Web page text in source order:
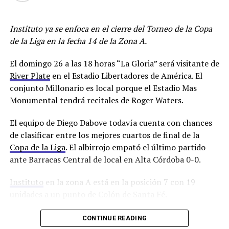
Además, el club de Barrio Alberdi oficializó la
continuidad de Franco Jara. El delantero de 35 años
continuará al menos hasta diciembre de 2024.
Los jugadores entrenarán este viernes en doble turno y
trabajarán en Villa Esquiú hasta el sábado 30 inclusive
cuando serán licenciados hasta después de las fiestas de
fin de año para encarar la parte más dura de la
pretemporada.
¡Franco Jara sigue!
renovó su contrato con
Instituto ya se enfoca en el cierre del Torneo de la Copa
de la Liga en la fecha 14 de la Zona A.
El domingo 26 a las 18 horas “La Gloria” será visitante de
River Plateen el Estadio Libertadores de América. El
conjunto Millonario es local porque el Estadio Mas
Monumental tendrá recitales de Roger Waters.
El equipo de Diego Dabove todavía cuenta con chances
de clasificar entre los mejores cuartos de final de la
Copa de la Liga. El albirrojo empató el último partido
ante Barracas Central de local en Alta Córdoba 0-0.
Instituto en la zona A está en la posición 7 con 19
El técnico que recibió ofertas de Racing Club y del
CONTINUE READING